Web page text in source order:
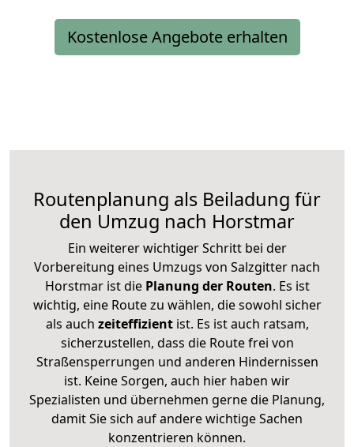
Kostenlose Angebote erhalten
Routenplanung als Beiladung für
den Umzug nach Horstmar
Ein weiterer wichtiger Schritt bei der
Vorbereitung eines Umzugs von Salzgitter nach
Horstmar ist diePlanung der Routen. Es ist
wichtig, eine Route zu wählen, die sowohl sicher
als auch zeiteffizientist. Es ist auch ratsam,
sicherzustellen, dass die Route frei von
Straßensperrungen und anderen Hindernissen
ist. Keine Sorgen, auch hier haben wir
Spezialisten und übernehmen gerne die Planung,
damit Sie sich auf andere wichtige Sachen
konzentrieren können.